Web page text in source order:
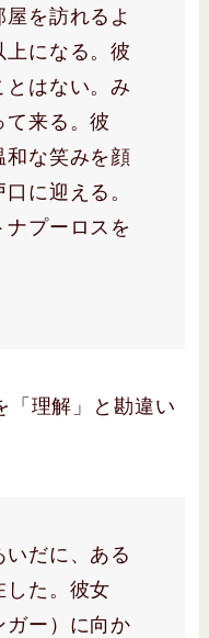
を訪れるよ
上になる。彼
とはない。み
て来る。彼
和な笑みを顔
に迎える。
プーロスを
「理解」と勘違い
だに、ある
した。彼女
ガー）に向か